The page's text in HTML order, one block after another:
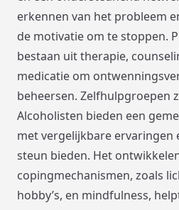
erkennen van het probleem
de motivatie om te stoppen.
bestaan uit therapie,
medicatie om
beheersen. Zelfhulpgroepen
Alcoholisten bieden een
met vergelijkbare ervaringen
steun bieden. Het
copingmechanismen, zoals
hobby’s, en mindfulness,